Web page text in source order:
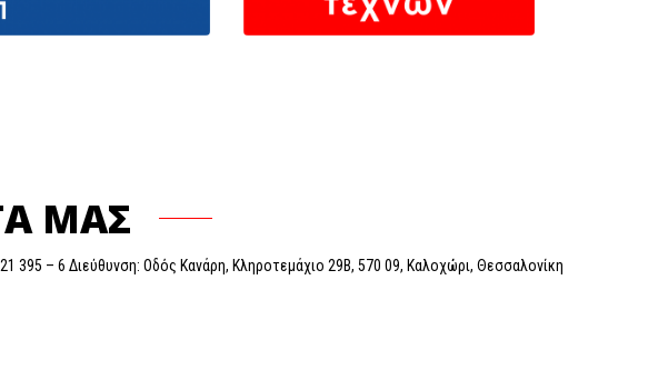
ΜΑΣ
395 – 6 Διεύθυνση: Οδός Κανάρη, Κληροτεμάχιο 29Β, 570 09, Καλοχώρι, Θεσσαλονίκη